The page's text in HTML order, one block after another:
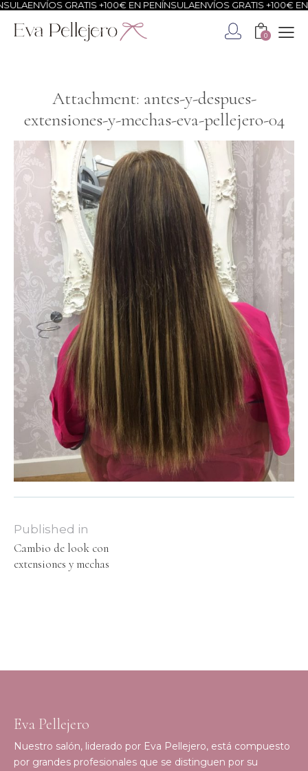
ENVÍOS GRATIS +100€ EN PENÍNSULAENVÍOS GRATIS +100€ EN
0
Attachment: antes-y-despues-
extensiones-y-mechas-eva-pellejero-04
Published in
Cambio de look con
extensiones y mechas
Eva Pellejero
Nuestro salón, liderado por Eva Pellejero, está compuesto
por grandes profesionales que se distinguen por su